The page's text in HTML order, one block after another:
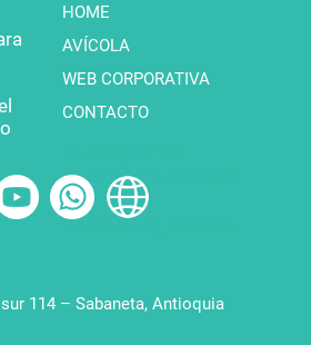
HOME
AVÍCOLA
WEB CORPORATIVA
CONTACTO
tratamiento de datos
Política de garantías
114 – Sabaneta, Antioquia